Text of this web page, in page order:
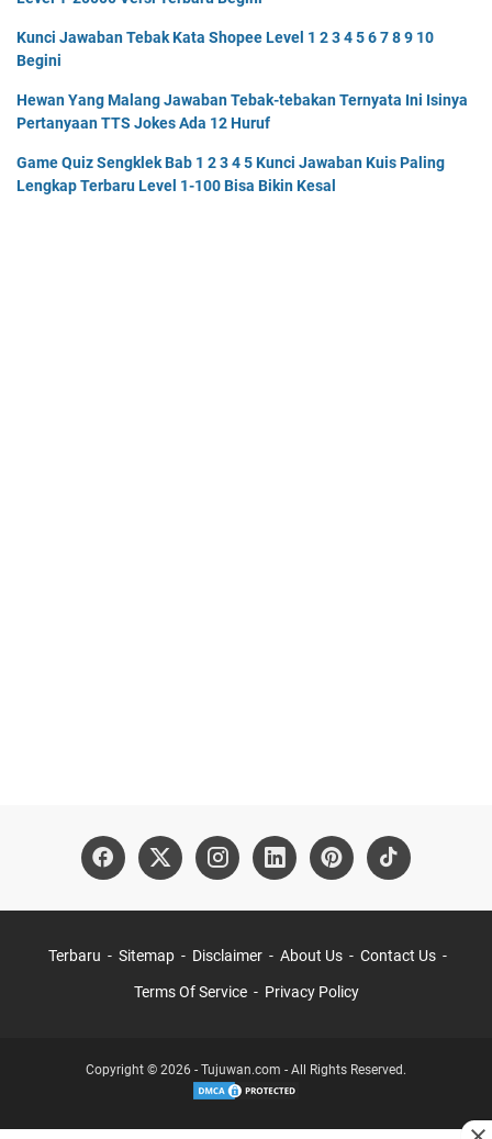
Kunci Jawaban Tebak Kata Shopee Level 1 2 3 4 5 6 7 8 9 10
Begini
Hewan Yang Malang Jawaban Tebak-tebakan Ternyata Ini Isinya
Pertanyaan TTS Jokes Ada 12 Huruf
Game Quiz Sengklek Bab 1 2 3 4 5 Kunci Jawaban Kuis Paling
Lengkap Terbaru Level 1-100 Bisa Bikin Kesal
Terbaru Sitemap Disclaimer About Us Contact Us
Terms Of Service Privacy Policy
Copyright © 2026 - Tujuwan.com - All Rights Reserved.